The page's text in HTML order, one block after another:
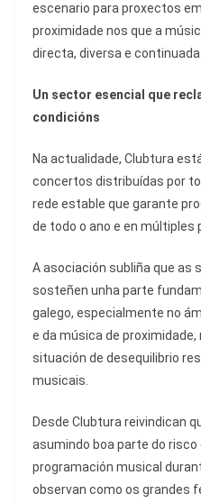
escenario para proxectos
proximidade nos que a
directa, diversa e continuada.
Un sector esencial que
condicións
Na actualidade, Clubtura
concertos distribuídas por
rede estable que garante
de todo o ano e en múltiples
A asociación subliña que as
sosteñen unha parte
galego, especialmente no
e da música de
situación de desequilibrio
musicais.
Desde Clubtura reivindican
asumindo boa parte do
programación musical
observan como os grandes